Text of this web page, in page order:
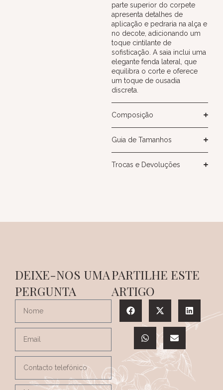
parte superior do corpete
apresenta detalhes de
aplicação e pedraria na alça e
no decote, adicionando um
toque cintilante de
sofisticação. A saia inclui uma
elegante fenda lateral, que
equilibra o corte e oferece
um toque de ousadia
discreta.
Composição
Guia de Tamanhos
Trocas e Devoluções
DEIXE-NOS UMA
PERGUNTA
PARTILHE ESTE
ARTIGO